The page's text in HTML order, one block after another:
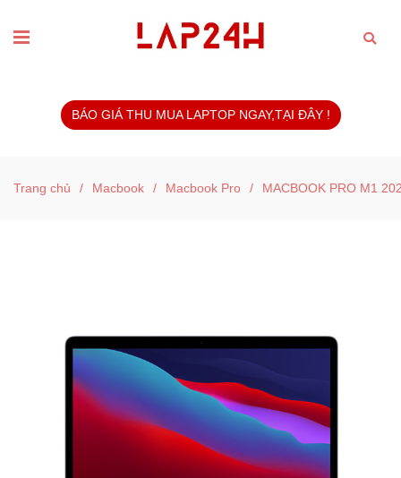
BÁO GIÁ THU MUA LAPTOP NGAY,TẠI ĐÂY !
Trang chủ / Macbook / Macbook Pro / MACBOOK PRO M1